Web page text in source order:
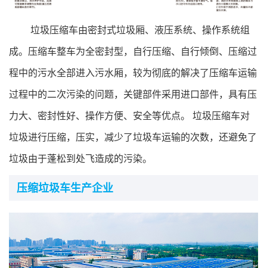
专精特新
展会论坛
公告查询
行业互动
垃圾压缩车由密封式垃圾厢、液压系统、操作系统组
成。压缩车整车为全密封型，自行压缩、自行倾倒、压缩过
程中的污水全部进入污水厢，较为彻底的解决了压缩车运输
过程中的二次污染的问题，关键部件采用进口部件，具有压
力大、密封性好、操作方便、安全等优点。 垃圾压缩车对
垃圾进行压缩，压实，减少了垃圾车运输的次数，还避免了
垃圾由于蓬松到处飞造成的污染。
压缩垃圾车生产企业